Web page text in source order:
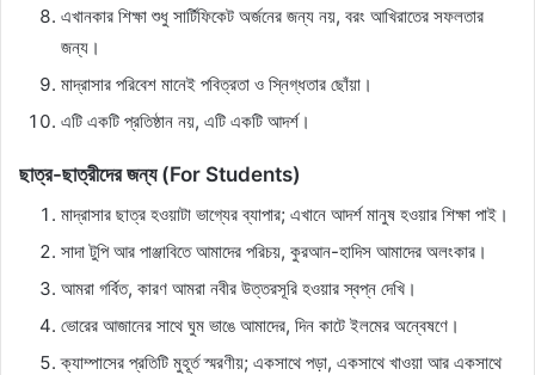
এখানকার শিক্ষা শুধু সার্টিফিকেট অর্জনের জন্য নয়, বরং আখিরাতের সফলতার
জন্য।
মাদ্রাসার পরিবেশ মানেই পবিত্রতা ও স্নিগ্ধতার ছোঁয়া।
এটি একটি প্রতিষ্ঠান নয়, এটি একটি আদর্শ।
ছাত্র-ছাত্রীদের জন্য (For Students)
মাদ্রাসার ছাত্র হওয়াটা ভাগ্যের ব্যাপার; এখানে আদর্শ মানুষ হওয়ার শিক্ষা পাই।
সাদা টুপি আর পাঞ্জাবিতে আমাদের পরিচয়, কুরআন-হাদিস আমাদের অলংকার।
আমরা গর্বিত, কারণ আমরা নবীর উত্তরসূরি হওয়ার স্বপ্ন দেখি।
ভোরের আজানের সাথে ঘুম ভাঙে আমাদের, দিন কাটে ইলমের অন্বেষণে।
ক্যাম্পাসের প্রতিটি মুহূর্ত স্মরণীয়; একসাথে পড়া, একসাথে খাওয়া আর একসাথে